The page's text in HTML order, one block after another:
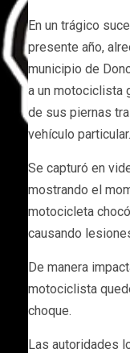
En un trágico
presente año,
municipio de
a un motociclista
de sus piernas
vehículo particular.
Se capturó en
mostrando el
motocicleta
causando
De manera
motociclista
choque.
Las autoridades